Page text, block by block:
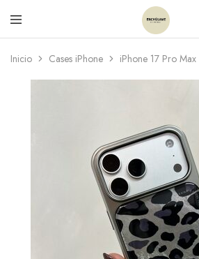
Inicio Cases iPhone iPhone 17 Pro Max